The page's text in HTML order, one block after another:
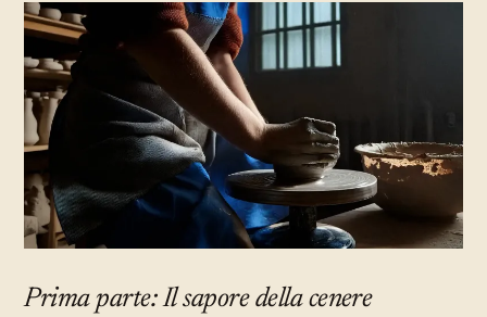
Prima parte: Il sapore della cenere